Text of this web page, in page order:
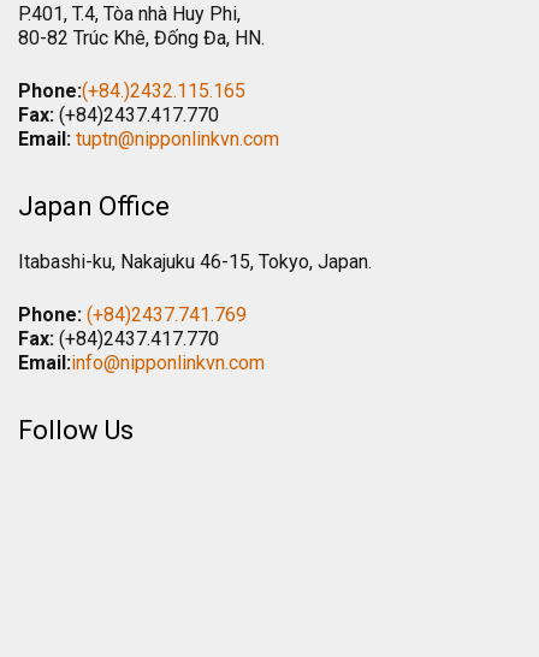
P.401, T.4, Tòa nhà Huy Phi,
80-82 Trúc Khê, Đống Đa, HN.
Phone:(+84.)2432.115.165
Fax: (+84)2437.417.770
Email: tuptn@nipponlinkvn.com
Japan Office
Itabashi-ku, Nakajuku 46-15, Tokyo, Japan.
Phone: (+84)2437.741.769
Fax: (+84)2437.417.770
Email:info@nipponlinkvn.com
Follow Us